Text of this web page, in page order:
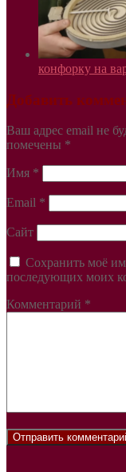
конфорку на
Добавить
Ваш адрес email не
помечены *
Имя *
Email *
Сайт
Сохранить моё
последующих моих
Комментарий *